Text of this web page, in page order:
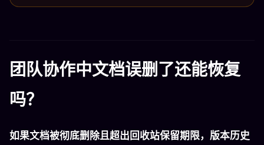
团队协作中文档误删了还能恢复
吗？
如果文档被彻底删除且超出回收站保留期限，版本历史